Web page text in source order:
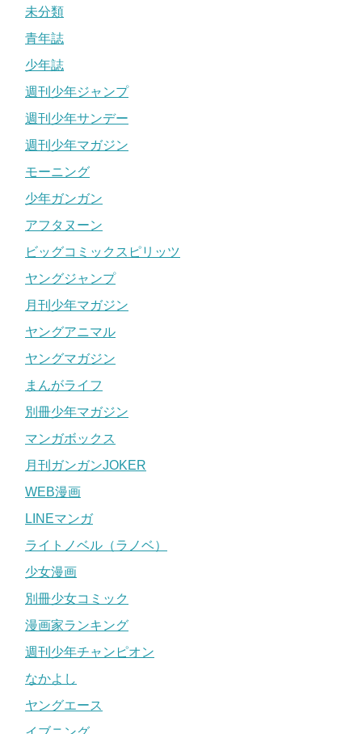
未分類
青年誌
少年誌
週刊少年ジャンプ
週刊少年サンデー
週刊少年マガジン
モーニング
少年ガンガン
アフタヌーン
ビッグコミックスピリッツ
ヤングジャンプ
月刊少年マガジン
ヤングアニマル
ヤングマガジン
まんがライフ
別冊少年マガジン
マンガボックス
月刊ガンガンJOKER
WEB漫画
LINEマンガ
ライトノベル（ラノベ）
少女漫画
別冊少女コミック
漫画家ランキング
週刊少年チャンピオン
なかよし
ヤングエース